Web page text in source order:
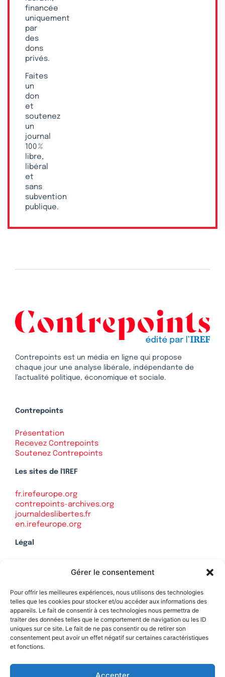
Gérer le consentement
Pour offrir les meilleures expériences, nous utilisons des technologies
telles que les cookies pour stocker et/ou accéder aux informations des
appareils. Le fait de consentir à ces technologies nous permettra de
traiter des données telles que le comportement de navigation ou les ID
uniques sur ce site. Le fait de ne pas consentir ou de retirer son
consentement peut avoir un effet négatif sur certaines caractéristiques
et fonctions.
Accepter
financée
uniquement
par
des
dons
privés.
Faites
un
don
et
soutenez
un
journal
100 %
libre,
libéral
et
sans
subvention
publique.
Contrepoints est un média en ligne qui propose
chaque jour une analyse libérale, indépendante de
l’actualité politique, économique et sociale.
Contrepoints
Présentation
Recevez Contrepoints
Soutenez Contrepoints
Les sites de l'IREF
fr.irefeurope.org
contrepoints-archives.org
journaldeslibertes.fr
en.irefeurope.org
Légal
Politique de confidentialité
Contact
Soutenez Contrepoints